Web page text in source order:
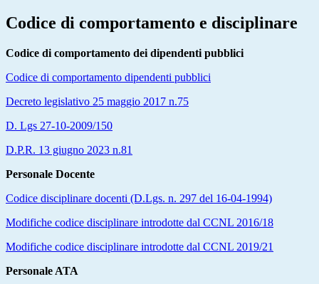
Codice di comportamento e disciplinare
Codice di comportamento dei dipendenti pubblici
Codice di comportamento dipendenti pubblici
Decreto legislativo 25 maggio 2017 n.75
D. Lgs 27-10-2009/150
D.P.R. 13 giugno 2023 n.81
Personale Docente
Codice disciplinare docenti (D.Lgs. n. 297 del 16-04-1994)
Modifiche codice disciplinare introdotte dal CCNL 2016/18
Modifiche codice disciplinare introdotte dal CCNL 2019/21
Personale ATA